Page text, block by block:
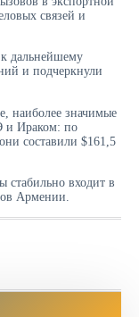
связей и
к дальнейшему
и подчеркнули
наиболее значимые
и Ираком: по
составили $161,5
входит в
Армении.